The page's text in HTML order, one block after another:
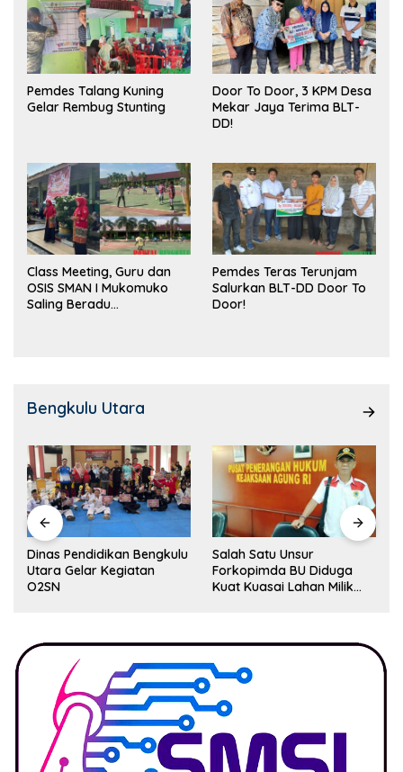
Pemdes Talang Kuning
Gelar Rembug Stunting
Door To Door, 3 KPM Desa
Mekar Jaya Terima BLT-
DD!
Class Meeting, Guru dan
OSIS SMAN I Mukomuko
Saling Beradu
Pemdes Teras Terunjam
Salurkan BLT-DD Door To
Door!
Bengkulu Utara
Dinas Pendidikan Bengkulu
Utara Gelar Kegiatan
O2SN
Salah Satu Unsur
Forkopimda BU Diduga
Kuat Kuasai Lahan Milik